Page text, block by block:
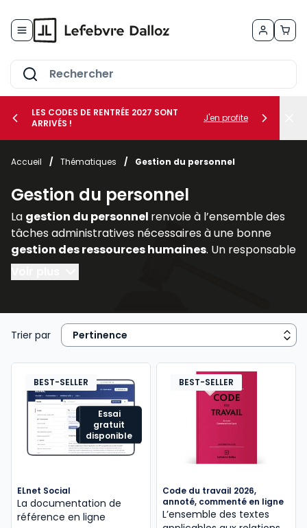
le sous-menu Vos métiers
le sous-menu Vos besoins
LES CODES DE RENTRÉE 2027 SONT
ARRIVÉS !
J'en profite
Accueil / Thématiques / Gestion du personnel
Gestion du personnel
La gestion du personnel renvoie à l’ensemble des
tâches administratives nécessaires à une bonne
gestion des ressources humaines. Un responsable
de l’administration du personnel doit :
embauche (rédaction d’une promesse
d’embauche, ducontrat de travail
- gérer etsuivre l’activité, letemps de travail, les
absences et lescongés des salariésen élaborant,
au besoin des tableaux de bord sociaux;
- d’une façon générale, garantir l’application de la
législation etréglementation sociales
prévention des risques professionnels,
procédure de licenciement,négociation d’une
rupture conventionnelle
, autrerupture de
Trier par
Essai
gratuit
disponible
BEST-SELLER
ELnet Social
La documentation de
référence en ligne
BEST-SELLER
Code du travail 2026,
annoté, commenté en ligne
L’ensemble des textes